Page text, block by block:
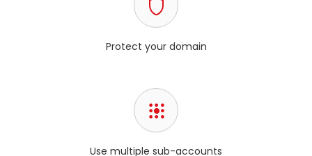
Protect your domain
Use multiple sub-accounts